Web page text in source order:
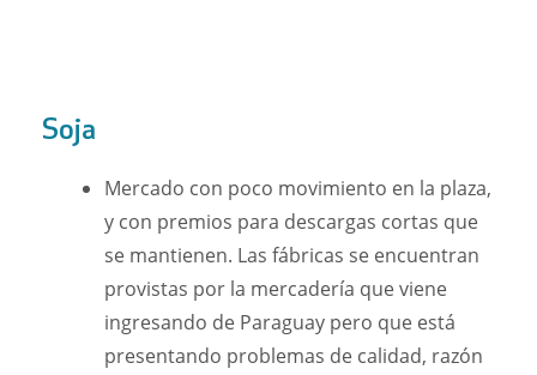
Soja
Mercado con poco movimiento en la plaza,
y con premios para descargas cortas que
se mantienen. Las fábricas se encuentran
provistas por la mercadería que viene
ingresando de Paraguay pero que está
presentando problemas de calidad, razón